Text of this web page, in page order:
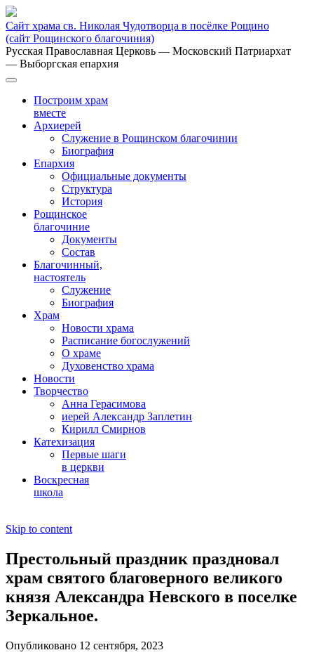
Сайт храма св. Николая Чудотворца в посёлке Рощино
(сайт Рощинского благочиния)
Русская Православная Церковь — Московский Патриархат
— Выборгская епархия
Построим храм
вместе
Архиерей
Служение в Рощинском благочинии
Биография
Епархия
Официальные документы
Структура
История
Рощинское
благочиние
Документы
Состав
Благочинный,
настоятель
Служение
Биография
Храм
Новости храма
Расписание богослужений
О храме
Духовенство храма
Новости
Творчество
Анна Герасимова
иерей Александр Заплетин
Кирилл Смирнов
Катехизация
Первые шаги
в церкви
Воскресная
школа
Skip to content
Престольный праздник праздновал
храм святого благоверного великого
князя Александра Невского в поселке
Зеркальное.
Опубликовано 12 сентября, 2023